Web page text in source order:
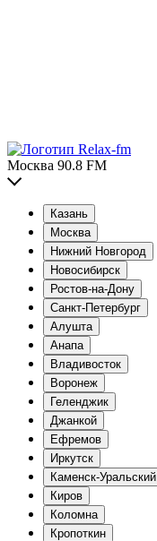
Москва 90.8 FM
Казань
Москва
Нижний Новгород
Новосибирск
Ростов-на-Дону
Санкт-Петербург
Алушта
Анапа
Владивосток
Воронеж
Геленджик
Джанкой
Ефремов
Иркутск
Каменск-Уральский
Киров
Коломна
Кропоткин